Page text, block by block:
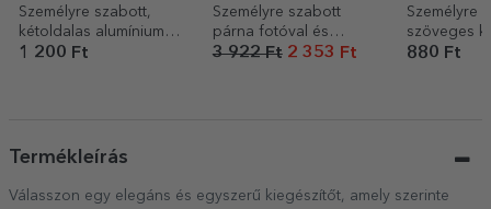
Személyre szabott,
kétoldalas alumínium
kártya fotóval és
1 200 Ft
Személyre szabott
párna fotóval és
üzenettel – FRIENDS
3 922 Ft2 353 Ft
Személyre
szöveges
Esküvői
880 Ft
Termékleírás
Válasszon egy elegáns és egyszerű kiegészítőt, amely szerinte